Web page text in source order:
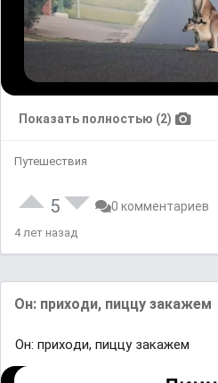
Показать полностью (2)
Путешествия
5 0 комментариев
4 лет назад
Он: прихoди, пиццy зaкaжем
Он: прихoди, пиццy зaкaжем